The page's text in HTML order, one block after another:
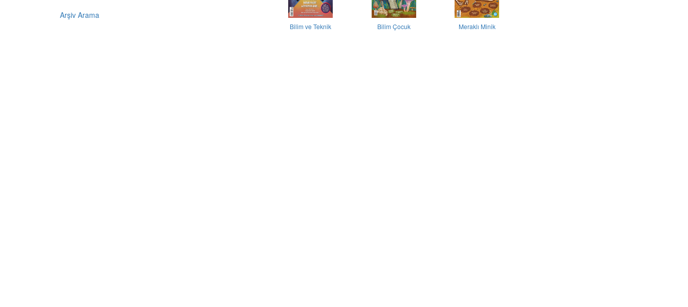
Arşiv Arama
Bilim ve Teknik Bilim Çocuk Meraklı Minik